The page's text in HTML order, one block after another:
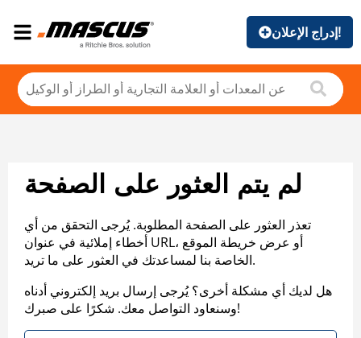
إدراج الإعلان!
لم يتم العثور على الصفحة
تعذر العثور على الصفحة المطلوبة. يُرجى التحقق من أي
أخطاء إملائية في عنوان URL، أو عرض خريطة الموقع
الخاصة بنا لمساعدتك في العثور على ما تريد.
هل لديك أي مشكلة أخرى؟ يُرجى إرسال بريد إلكتروني أدناه
وسنعاود التواصل معك. شكرًا على صبرك!